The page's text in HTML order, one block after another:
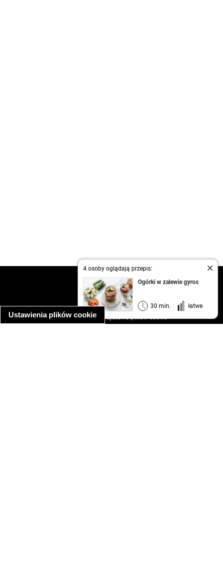
Ustawienia plików cookie
4 osoby oglądają przepis:
Ogórki w zalewie gyros
30 min. łatwe
kontakt
regulamin
informacja o prywatności
informacja o wykorzystaniu plików cookie